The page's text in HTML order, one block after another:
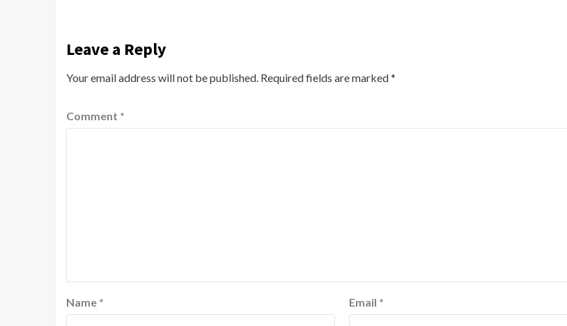
Leave a Reply
Your email address will not be published. Required fields are marked*
Comment *
Name * Email *